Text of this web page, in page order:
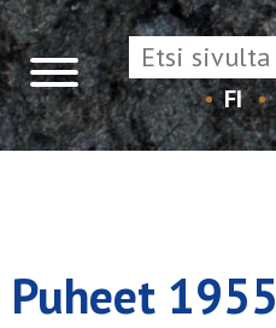
FI
Puheet 1955